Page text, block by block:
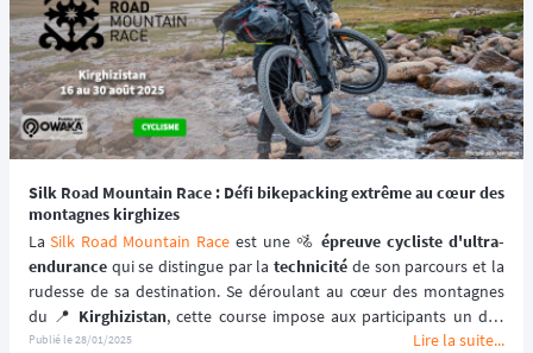
Silk Road Mountain Race : Défi bikepacking extrême au cœur des
montagnes kirghizes
La Silk Road Mountain Race est une 🚵 épreuve cycliste d'ultra-
endurance qui se distingue par la technicité de son parcours et la
rudesse de sa destination. Se déroulant au cœur des montagnes
du 📍 Kirghizistan, cette course impose aux participants un défi
exceptionnel tant par la complexité du terrain que par les
Publié le28/01/2025 Lire la suite...